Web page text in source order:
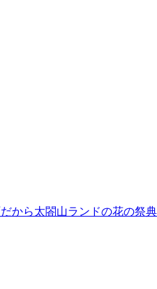
だから太閤山ランドの花の祭